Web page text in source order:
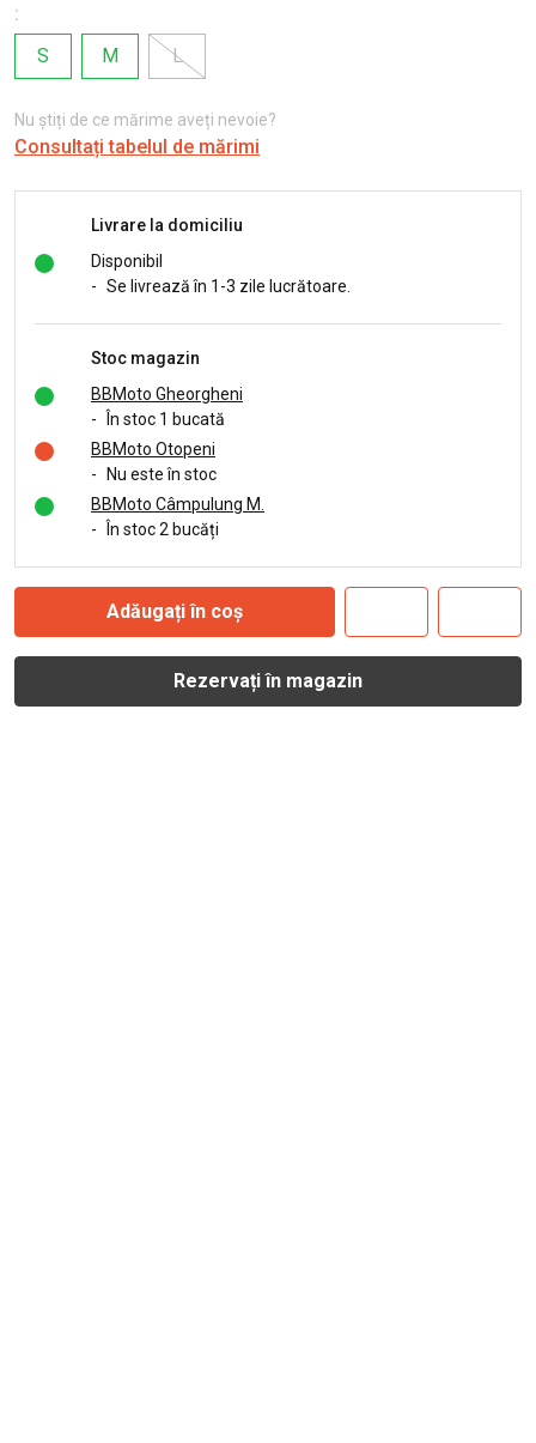
:
S
M L
Nu știți de ce mărime aveți nevoie?
Consultați tabelul de mărimi
Livrare la domiciliu
Disponibil
- Se livrează în 1-3 zile lucrătoare.
Stoc magazin
BBMoto Gheorgheni
-
În stoc 1 bucată
BBMoto Otopeni
-
Nu este în stoc
BBMoto Câmpulung M.
-
În stoc 2 bucăți
Adăugați în coș
Rezervați în magazin